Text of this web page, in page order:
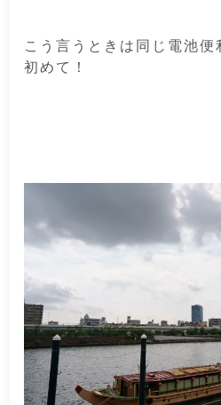
こう言うときは同じ電池
初めて！